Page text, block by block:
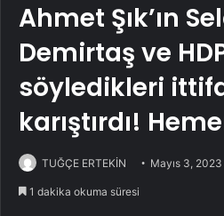
Ahmet Şık’ın
Demirtaş ve
söyledikleri
karıştırdı!
TUĞÇE ERTEKİN Mayıs 3, 2023
1 dakika okuma süresi